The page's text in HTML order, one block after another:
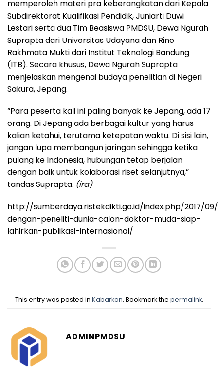
memperoleh materi pra keberangkatan dari Kepala
Subdirektorat Kualifikasi Pendidik, Juniarti Duwi
Lestari serta dua Tim Beasiswa PMDSU, Dewa Ngurah
Suprapta dari Universitas Udayana dan Rino
Rakhmata Mukti dari Institut Teknologi Bandung
(ITB). Secara khusus, Dewa Ngurah Suprapta
menjelaskan mengenai budaya penelitian di Negeri
Sakura, Jepang.
“Para peserta kali ini paling banyak ke Jepang, ada 17
orang. Di Jepang ada berbagai kultur yang harus
kalian ketahui, terutama ketepatan waktu. Di sisi lain,
jangan lupa membangun jaringan sehingga ketika
pulang ke Indonesia, hubungan tetap berjalan
dengan baik untuk kolaborasi riset selanjutnya,”
tandas Suprapta. (ira)
http://sumberdaya.ristekdikti.go.id/index.php/2017/
dengan-peneliti-dunia-calon-doktor-muda-siap-
lahirkan-publikasi-internasional/
This entry was posted in Kabarkan. Bookmark the permalink.
ADMINPMDSU